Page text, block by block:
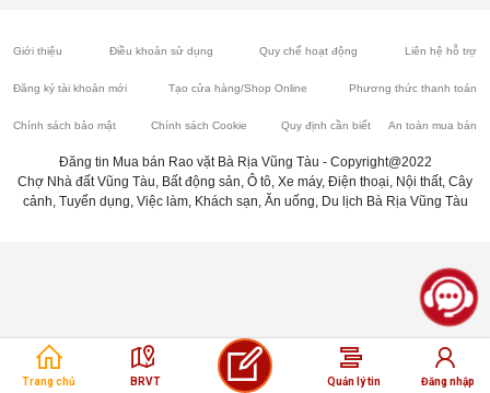
Trang chủ BRVT Quản lý tin Đăng nhập
Giới thiệu Điều khoản sử dụng Quy chế hoạt động Liên hệ hỗ trợ
Đăng ký tài khoản mới Tạo cửa hàng/Shop Online Phương thức thanh toán
Chính sách bảo mật Chính sách Cookie Quy định cần biết An toàn mua bán
Đăng tin Mua bán Rao vặt Bà Rịa Vũng Tàu - Copyright@2022
Chợ Nhà đất Vũng Tàu, Bất động sản, Ô tô, Xe máy, Điện thoại, Nội thất, Cây
cảnh, Tuyển dụng, Việc làm, Khách sạn, Ăn uống, Du lịch Bà Rịa Vũng Tàu